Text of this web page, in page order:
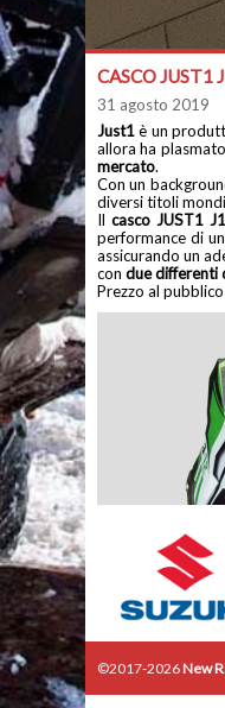
CASCO JUST1
31 agosto 2019
Just1è un
allora ha
mercato.
Con un
diversi titoli
Il casco JUST1
performance di
assicurando un
con due differenti
Prezzo al
©2017-2026New